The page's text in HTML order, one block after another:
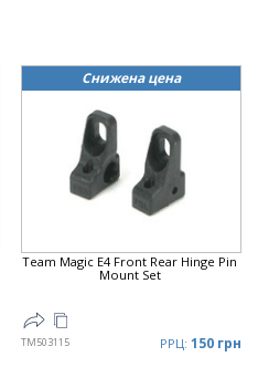
Снижена цена
Team Magic E4 Front Rear Hinge Pin
Mount Set
TM503115 РРЦ: 150 грн